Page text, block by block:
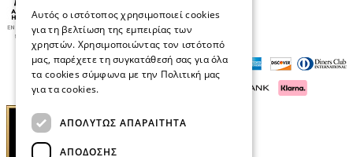
Αυτός ο ιστότοπος χρησιμοποιεί cookies
για τη βελτίωση της εμπειρίας των
χρηστών. Χρησιμοποιώντας τον ιστότοπό
μας, παρέχετε τη συγκατάθεσή σας για όλα
τα cookies σύμφωνα με την Πολιτική μας
για τα cookies.
ΑΠΟΛΎΤΩΣ ΑΠΑΡΑΊΤΗΤΑ
ΑΠΌΔΟΣΗΣ